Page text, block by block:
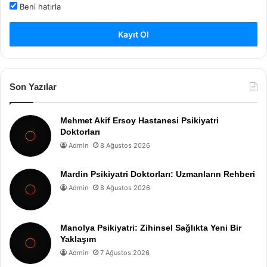
Beni hatırla
Kayıt Ol
Son Yazılar
Mehmet Akif Ersoy Hastanesi Psikiyatri
Doktorları
Admin 8 Ağustos 2026
Mardin Psikiyatri Doktorları: Uzmanların Rehberi
Admin 8 Ağustos 2026
Manolya Psikiyatri: Zihinsel Sağlıkta Yeni Bir
Yaklaşım
Admin 7 Ağustos 2026